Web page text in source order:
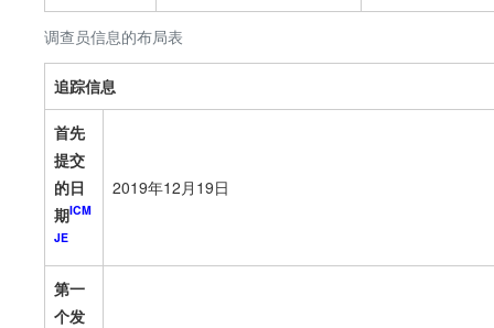
调查员信息的布局表
追踪信息
首先
提交
的日
期ICM
JE
2019年12月19日
第一
个发